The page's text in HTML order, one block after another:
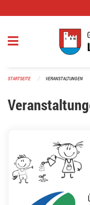
STARTSEITE VERANSTALTUNGEN